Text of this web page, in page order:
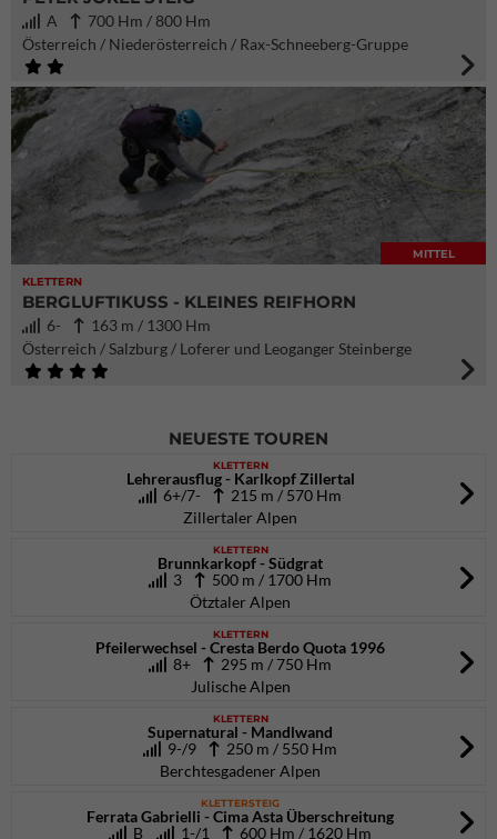
A
700 Hm / 800 Hm
Österreich / Niederösterreich / Rax-Schneeberg-Gruppe
KLETTERN
MITTEL
BERGLUFTIKUSS - KLEINES REIFHORN
6-
163 m / 1300 Hm
Österreich / Salzburg / Loferer und Leoganger Steinberge
NEUESTE TOUREN
KLETTERN
Lehrerausflug - Karlkopf Zillertal
6+/7-
215 m / 570 Hm
Zillertaler Alpen
KLETTERN
Brunnkarkopf - Südgrat
3
500 m / 1700 Hm
Ötztaler Alpen
KLETTERN
Pfeilerwechsel - Cresta Berdo Quota 1996
8+
295 m / 750 Hm
Julische Alpen
KLETTERN
Supernatural - Mandlwand
9-/9
250 m / 550 Hm
Berchtesgadener Alpen
KLETTERSTEIG
Ferrata Gabrielli - Cima Asta Überschreitung
B
1-/1 600 Hm / 1620 Hm